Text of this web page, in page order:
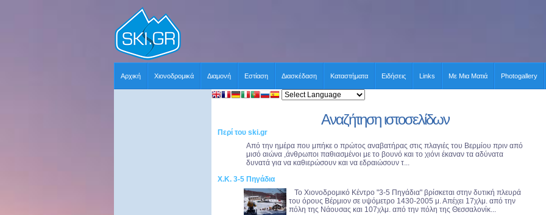
Αρχική Χιονοδρομικά Διαμονή Εστίαση Διασκέδαση Καταστήματα Ειδήσεις Links Με Μια Ματιά Photogallery
Αναζήτηση ιστοσελίδων
Περί του ski.gr
Από την ημέρα που μπήκε ο πρώτος αναβατήρας στις πλαγιές του Βερμίου πριν από
μισό αιώνα ,άνθρωποι παθιασμένοι με το βουνό και το χιόνι έκαναν τα αδύνατα
δυνατά για να καθιερώσουν και να εδραιώσουν τ...
Χ.Κ. 3-5 Πηγάδια
Το Χιονοδρομικό Κέντρο "3-5 Πηγάδια" βρίσκεται στην δυτική πλευρά
του όρους Βέρμιον σε υψόμετρο 1430-2005 μ. Απέχει 17χλμ. από την
πόλη της Νάουσας και 107χλμ. από την πόλη της Θεσσαλονίκ...